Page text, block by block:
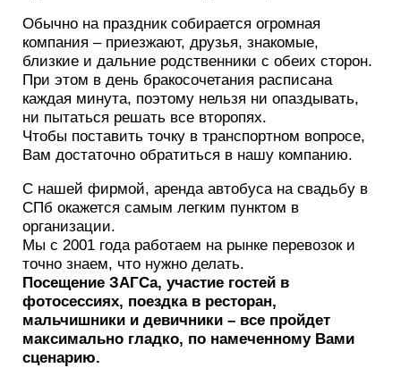
Обычно на праздник собирается огромная
компания – приезжают, друзья, знакомые,
близкие и дальние родственники с обеих сторон.
При этом в день бракосочетания расписана
каждая минута, поэтому нельзя ни опаздывать,
ни пытаться решать все второпях.
Чтобы поставить точку в транспортном вопросе,
Вам достаточно обратиться в нашу компанию.
С нашей фирмой, аренда автобуса на свадьбу в
СПб окажется самым легким пунктом в
организации.
Мы с 2001 года работаем на рынке перевозок и
точно знаем, что нужно делать.
Посещение ЗАГСа, участие гостей в
фотосессиях, поездка в ресторан,
мальчишники и девичники – все пройдет
максимально гладко, по намеченному Вами
сценарию.